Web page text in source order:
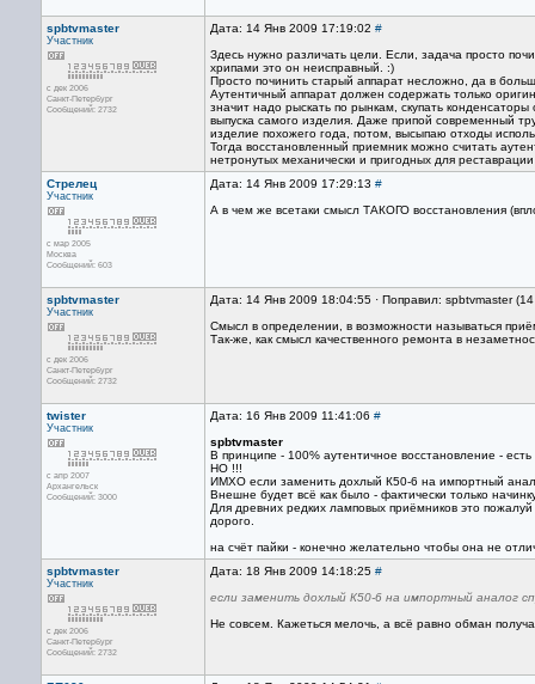
spbtvmaster
Участник
с дек 2006
Санкт-Петербург
Сообщений: 2732
Дата: 14 Янв 2009 17:19:02 #
Здесь нужно различать цели. Если, задача просто
хрипами это он неисправный. :)
Просто починить старый аппарат несложно, да в
Аутентичный аппарат должен содержать только
значит надо рыскать по рынкам, скупать
выпуска самого изделия. Даже припой современный
изделие похожего года, потом, высыпаю отходы
Тогда восстановленный приемник можно считать
нетронутых механически и пригодных для
Стрелец
Участник
с мар 2005
Москва
Сообщений: 603
Дата: 14 Янв 2009 17:29:13 #
А в чем же всетаки смысл ТАКОГО восстановления
spbtvmaster
Участник
с дек 2006
Санкт-Петербург
Сообщений: 2732
Дата: 14 Янв 2009 18:04:55 · Поправил: spbtvmaster
Смысл в определении, в возможности называться
Так-же, как смысл качественного ремонта в
twister
Участник
с апр 2007
Архангельск
Сообщений: 3000
Дата: 16 Янв 2009 11:41:06 #
spbtvmaster
В принципе - 100% аутентичное восстановление - есть
НО !!!
ИМХО если заменить дохлый К50-6 на импортный
Внешне будет всё как было - фактически только
Для древних редких ламповых приёмников это
дорого.
на счёт пайки - конечно желательно чтобы она не
spbtvmaster
Участник
с дек 2006
Санкт-Петербург
Сообщений: 2732
Дата: 18 Янв 2009 14:18:25 #
если заменить дохлый К50-6 на импортный аналог
Не совсем. Кажеться мелочь, а всё равно обман